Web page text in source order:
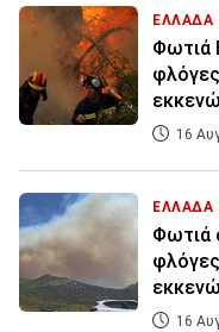
ΕΛΛΑΔΑ
Φωτιά
16
ΕΛΛΑΔΑ
Φωτιά
16